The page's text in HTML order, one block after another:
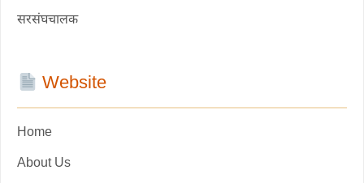
सरसंघचालक
Website
Home
About Us